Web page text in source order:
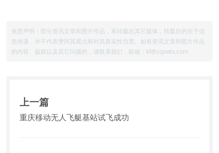
免责声明：部分资讯文章和图片作品，系转载自其它媒体，转载目的在于信
息传递，并不代表赞同其观点和对其真实性负责。如有资讯文章和图片作品
的内容、版权以及其它问题的，请联系我们，邮箱：kf@cqxwtx.com
上一篇
重庆移动无人飞艇基站试飞成功